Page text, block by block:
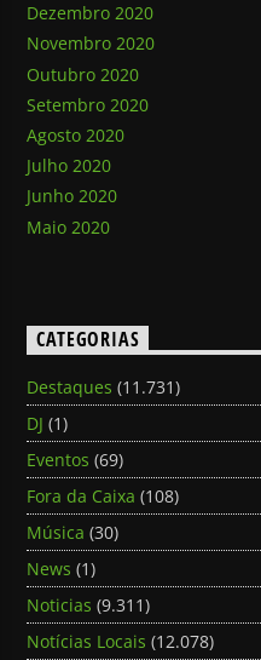
Dezembro 2020
Novembro 2020
Outubro 2020
Setembro 2020
Agosto 2020
Julho 2020
Junho 2020
Maio 2020
CATEGORIAS
Destaques (11.731)
DJ (1)
Eventos (69)
Fora da Caixa (108)
Música (30)
News (1)
Noticias (9.311)
Notícias Locais (12.078)